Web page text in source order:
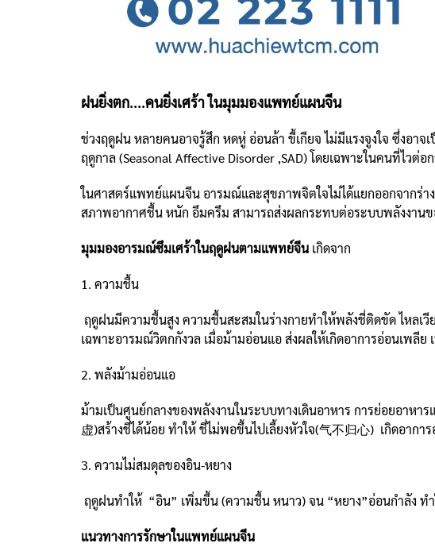
ฝนยิ่งตก....คนยิ่งเศร้า ในมุมมองแพทย์แผนจีน
ช่วงฤดูฝน หลายคนอาจรู้สึก หดหู่ อ่อนล้า ขี้เกียจ ไม่มีแรงจูงใจ ซึ่งอา
ฤดูกาล (Seasonal Affective Disorder ,SAD) โดยเฉพาะในคนที่ไวต่
ในศาสตร์แพทย์แผนจีน อารมณ์และสุขภาพจิตใจไม่ได้แยกออกจากร่า
สภาพอากาศชื้น หนัก อึมครึม สามารถส่งผลกระทบต่อระบบพลังงานข
มุมมองอารมณ์ซึมเศร้าในฤดูฝนตามแพทย์จีน เกิดจาก
1. ความชื้น
ฤดูฝนมีความชื้นสูง ความชื้นสะสมในร่างกายทำให้พลังชี่ติดขัด ไหล
เฉพาะอารมณ์วิตกกังวล เมื่อม้ามอ่อนแอ ส่งผลให้เกิดอาการอ่อนเพลี
2. พลังม้ามอ่อนแอ
ม้ามเป็นศูนย์กลางของพลังงานในระบบทางเดินอาหาร การย่อยอาห
虚)สร้างชี่ได้น้อย ทำให้ ชี่ไม่พอขึ้นไปเลี้ยงหัวใจ(气不归心) เกิดอาก
3. ความไม่สมดุลของอิน-หยาง
ฤดูฝนทำให้ “อิน” เพิ่มขึ้น (ความชื้น หนาว) จน “หยาง”อ่อนกำลัง ทำ
แนวทางการรักษาในแพทย์แผนจีน